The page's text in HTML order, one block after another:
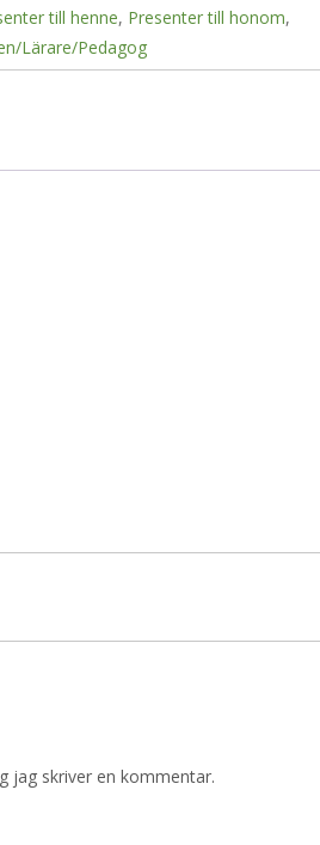
till henne, Presenter till honom,
Lärare/Pedagog
jag skriver en kommentar.